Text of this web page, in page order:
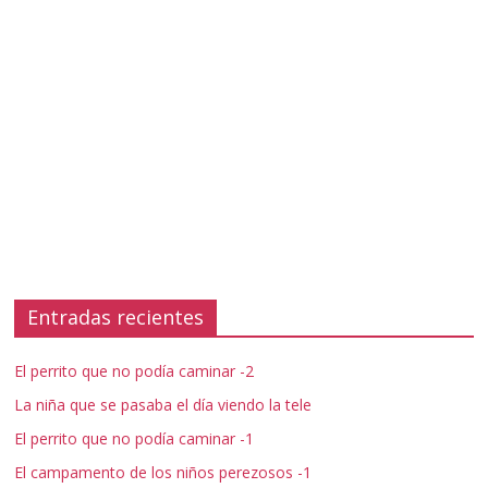
Entradas recientes
El perrito que no podía caminar -2
La niña que se pasaba el día viendo la tele
El perrito que no podía caminar -1
El campamento de los niños perezosos -1